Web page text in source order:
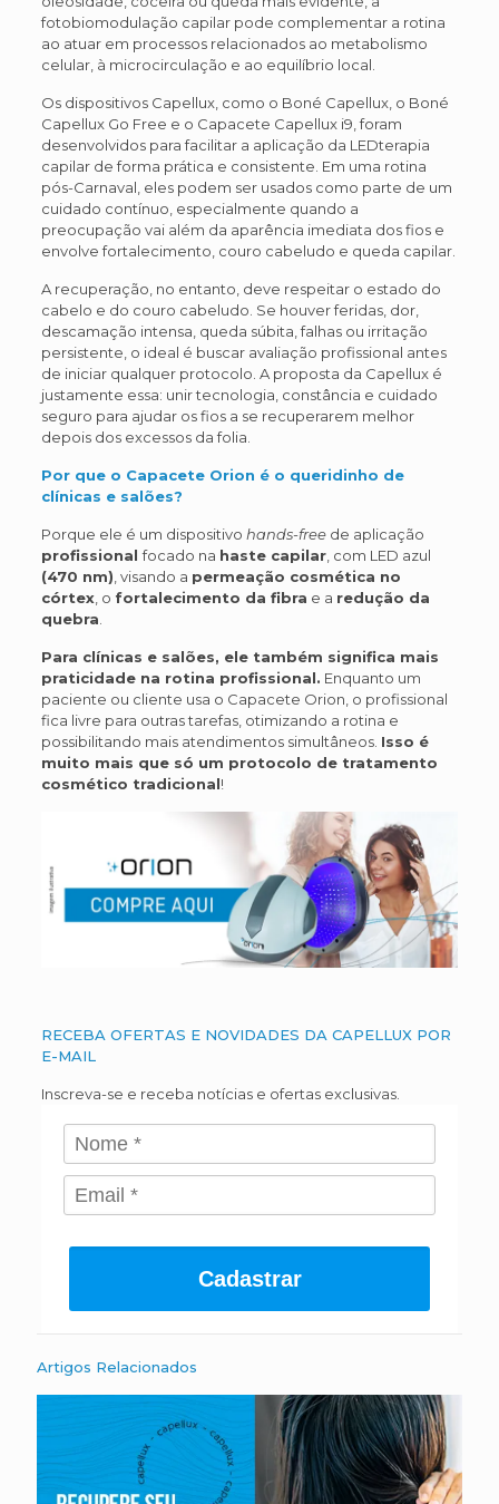
fotobiomodulação capilar pode complementar a rotina
ao atuar em processos relacionados ao metabolismo
celular, à microcirculação e ao equilíbrio local.
Os dispositivos Capellux, como o Boné Capellux, o Boné
Capellux Go Free e o Capacete Capellux i9, foram
desenvolvidos para facilitar a aplicação da LEDterapia
capilar de forma prática e consistente. Em uma rotina
pós-Carnaval, eles podem ser usados como parte de um
cuidado contínuo, especialmente quando a
preocupação vai além da aparência imediata dos fios e
envolve fortalecimento, couro cabeludo e queda capilar.
A recuperação, no entanto, deve respeitar o estado do
cabelo e do couro cabeludo. Se houver feridas, dor,
descamação intensa, queda súbita, falhas ou irritação
persistente, o ideal é buscar avaliação profissional antes
de iniciar qualquer protocolo. A proposta da Capellux é
justamente essa: unir tecnologia, constância e cuidado
seguro para ajudar os fios a se recuperarem melhor
depois dos excessos da folia.
Por que o Capacete Orion é o queridinho de
clínicas e salões?
Porque ele é um dispositivo hands-freede aplicação
profissionalfocado na haste capilar, com LED azul
(470 nm) , visando a permeação cosmética no
córtex, o fortalecimento da fibra e a redução da
quebra
Para clínicas e salões, ele também significa mais
praticidade na rotina profissional. Enquanto um
paciente ou cliente usa o Capacete Orion, o profissional
fica livre para outras tarefas, otimizando a rotina e
possibilitando mais atendimentos simultâneos. Isso é
muito mais que só um protocolo de tratamento
cosmético tradicional!
RECEBA OFERTAS E NOVIDADES DA CAPELLUX POR
E-MAIL
Inscreva-se e receba notícias e ofertas exclusivas.
Cadastrar
Artigos Relacionados